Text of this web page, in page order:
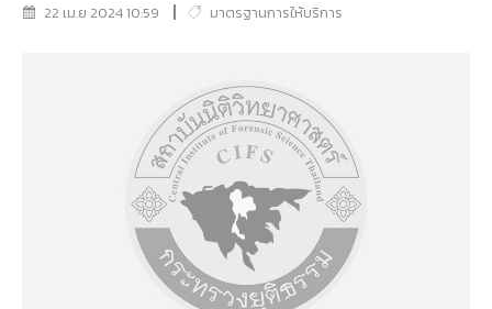
22 เม.ย 2024 10:59 มาตรฐานการให้บริการ